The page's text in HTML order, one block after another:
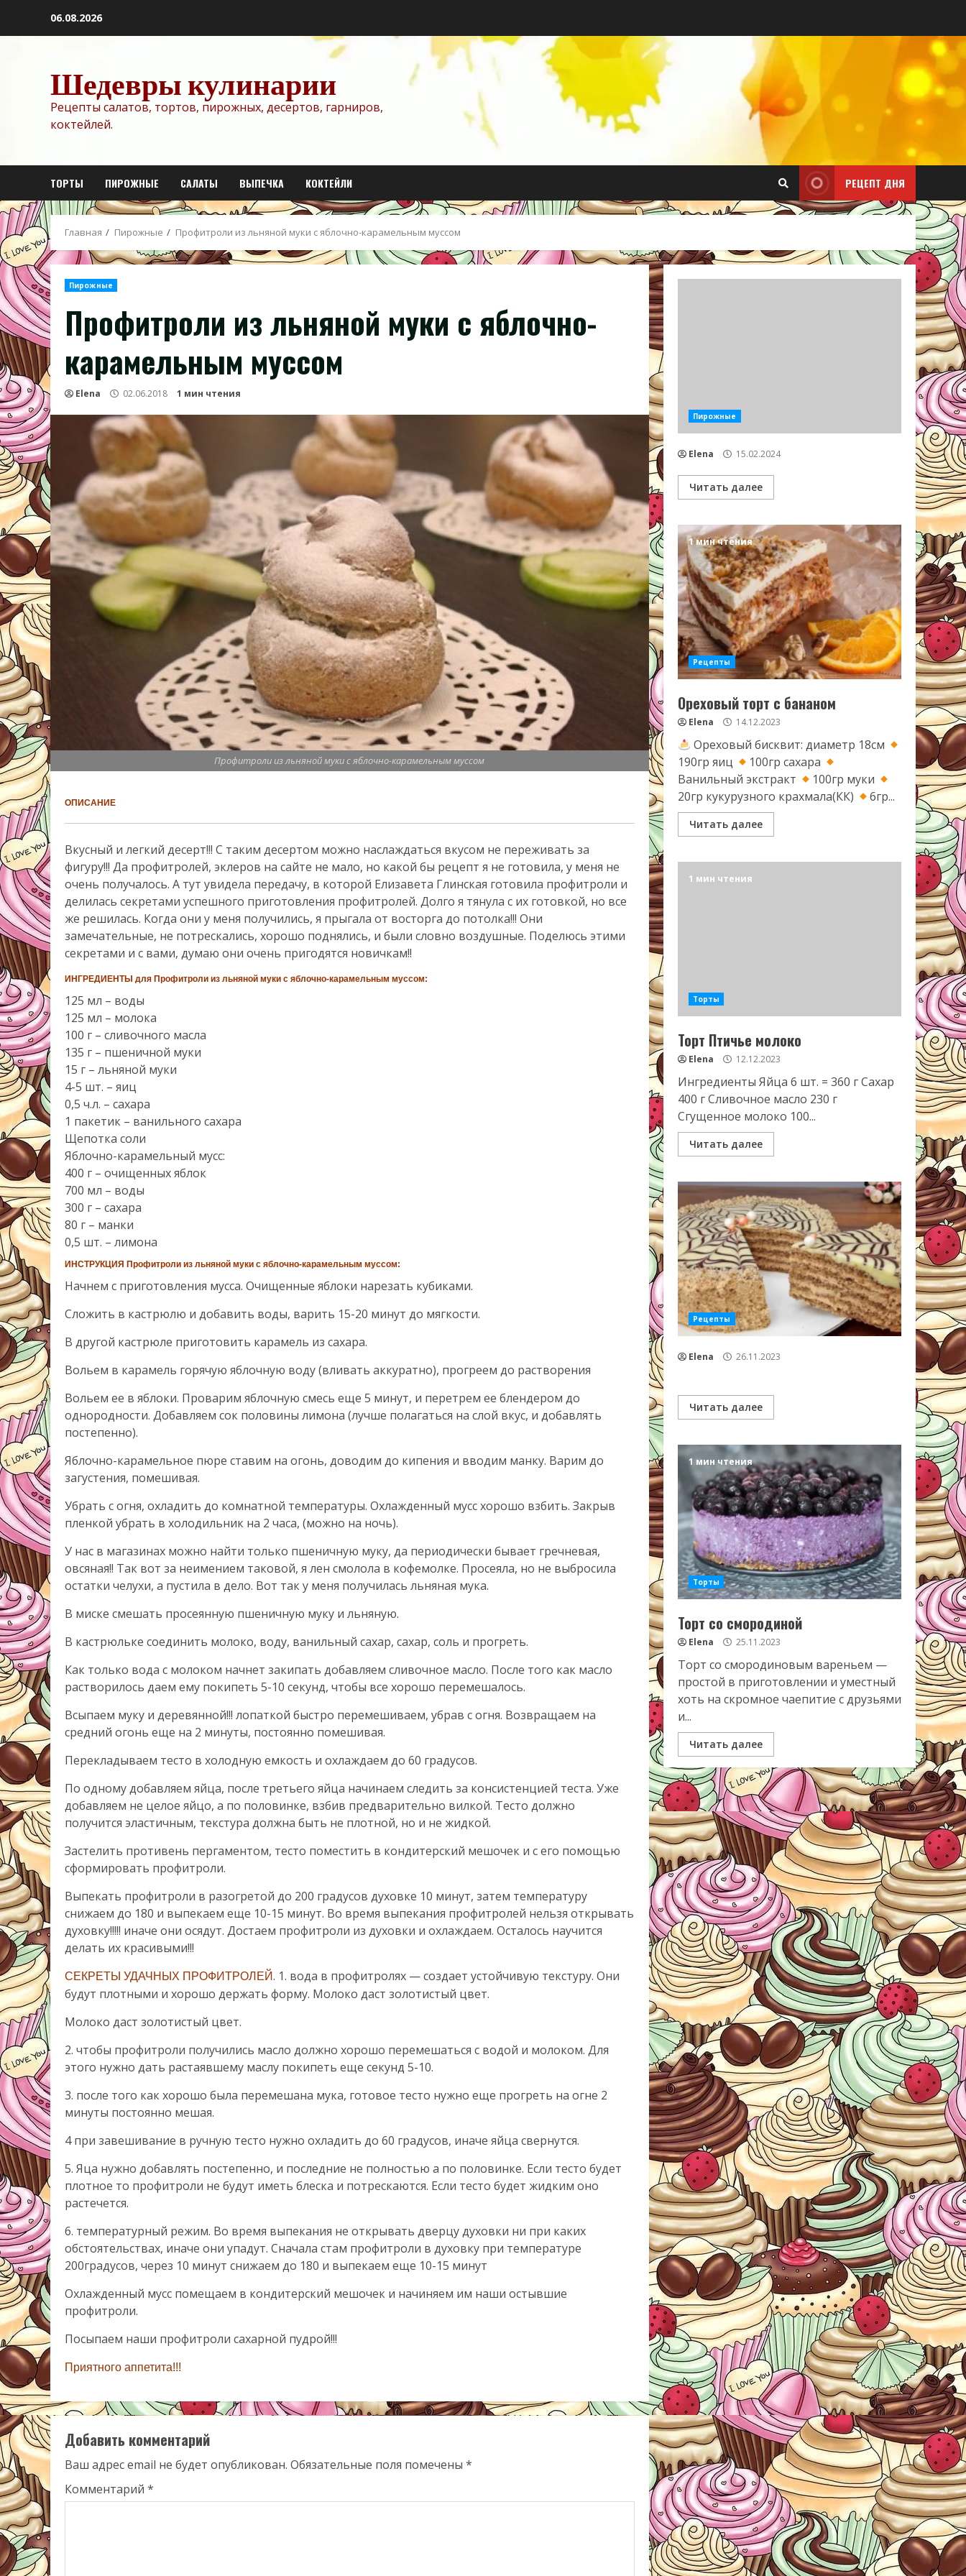
06.08.2026
Шедевры кулинарии
Рецепты салатов, тортов, пирожных, десертов, гарниров,
коктейлей.
ТОРТЫ ПИРОЖНЫЕ САЛАТЫ ВЫПЕЧКА КОКТЕЙЛИ РЕЦЕПТ ДНЯ
Главная Пирожные Профитроли из льняной муки с яблочно-карамельным муссом
Пирожные
Профитроли из льняной муки с яблочно-
карамельным муссом
Elena 02.06.2018 1 мин чтения
Профитроли из льняной муки с яблочно-карамельным муссом
ОПИСАНИЕ
Вкусный и легкий десерт!!! С таким десертом можно наслаждаться вкусом не переживать за
фигуру!!! Да профитролей, эклеров на сайте не мало, но какой бы рецепт я не готовила, у меня не
очень получалось. А тут увидела передачу, в которой Елизавета Глинская готовила профитроли и
делилась секретами успешного приготовления профитролей. Долго я тянула с их готовкой, но все
же решилась. Когда они у меня получились, я прыгала от восторга до потолка!!! Они
замечательные, не потрескались, хорошо поднялись, и были словно воздушные. Поделюсь этими
секретами и с вами, думаю они очень пригодятся новичкам!!
ИНГРЕДИЕНТЫ для Профитроли из льняной муки с яблочно-карамельным муссом:
125 мл – воды
125 мл – молока
100 г – сливочного масла
135 г – пшеничной муки
15 г – льняной муки
4-5 шт. – яиц
0,5 ч.л. – сахара
1 пакетик – ванильного сахара
Щепотка соли
Яблочно-карамельный мусс:
400 г – очищенных яблок
700 мл – воды
300 г – сахара
80 г – манки
0,5 шт. – лимона
ИНСТРУКЦИЯ Профитроли из льняной муки с яблочно-карамельным муссом:
Начнем с приготовления мусса. Очищенные яблоки нарезать кубиками.
Сложить в кастрюлю и добавить воды, варить 15-20 минут до мягкости.
В другой кастрюле приготовить карамель из сахара.
Вольем в карамель горячую яблочную воду (вливать аккуратно), прогреем до растворения
Вольем ее в яблоки. Проварим яблочную смесь еще 5 минут, и перетрем ее блендером до
однородности. Добавляем сок половины лимона (лучше полагаться на слой вкус, и добавлять
постепенно).
Яблочно-карамельное пюре ставим на огонь, доводим до кипения и вводим манку. Варим до
загустения, помешивая.
Убрать с огня, охладить до комнатной температуры. Охлажденный мусс хорошо взбить. Закрыв
пленкой убрать в холодильник на 2 часа, (можно на ночь).
У нас в магазинах можно найти только пшеничную муку, да периодически бывает гречневая,
овсяная!! Так вот за неимением таковой, я лен смолола в кофемолке. Просеяла, но не выбросила
остатки челухи, а пустила в дело. Вот так у меня получилась льняная мука.
В миске смешать просеянную пшеничную муку и льняную.
В кастрюльке соединить молоко, воду, ванильный сахар, сахар, соль и прогреть.
Как только вода с молоком начнет закипать добавляем сливочное масло. После того как масло
растворилось даем ему покипеть 5-10 секунд, чтобы все хорошо перемешалось.
Всыпаем муку и деревянной!!! лопаткой быстро перемешиваем, убрав с огня. Возвращаем на
средний огонь еще на 2 минуты, постоянно помешивая.
Перекладываем тесто в холодную емкость и охлаждаем до 60 градусов.
По одному добавляем яйца, после третьего яйца начинаем следить за консистенцией теста. Уже
добавляем не целое яйцо, а по половинке, взбив предварительно вилкой. Тесто должно
получится эластичным, текстура должна быть не плотной, но и не жидкой.
Застелить противень пергаментом, тесто поместить в кондитерский мешочек и с его помощью
сформировать профитроли.
Выпекать профитроли в разогретой до 200 градусов духовке 10 минут, затем температуру
снижаем до 180 и выпекаем еще 10-15 минут. Во время выпекания профитролей нельзя открывать
духовку!!!!! иначе они осядут. Достаем профитроли из духовки и охлаждаем. Осталось научится
делать их красивыми!!!
СЕКРЕТЫ УДАЧНЫХ ПРОФИТРОЛЕЙ. 1. вода в профитролях — создает устойчивую текстуру. Они
будут плотными и хорошо держать форму. Молоко даст золотистый цвет.
Молоко даст золотистый цвет.
2. чтобы профитроли получились масло должно хорошо перемешаться с водой и молоком. Для
этого нужно дать растаявшему маслу покипеть еще секунд 5-10.
3. после того как хорошо была перемешана мука, готовое тесто нужно еще прогреть на огне 2
минуты постоянно мешая.
4 при завешивание в ручную тесто нужно охладить до 60 градусов, иначе яйца свернутся.
5. Яца нужно добавлять постепенно, и последние не полностью а по половинке. Если тесто будет
плотное то профитроли не будут иметь блеска и потрескаются. Если тесто будет жидким оно
растечется.
6. температурный режим. Во время выпекания не открывать дверцу духовки ни при каких
обстоятельствах, иначе они упадут. Сначала стам профитроли в духовку при температуре
200градусов, через 10 минут снижаем до 180 и выпекаем еще 10-15 минут
Охлажденный мусс помещаем в кондитерский мешочек и начиняем им наши остывшие
профитроли.
Посыпаем наши профитроли сахарной пудрой!!!
Приятного аппетита!!!
Добавить комментарий
Ваш адрес email не будет опубликован. Обязательные поля помечены *
Комментарий *
Пирожные
Elena 15.02.2024
Читать далее
1 мин чтения
Рецепты
Ореховый торт с бананом
Elena 14.12.2023
Ореховый бисквит: диаметр 18см
190гр яиц
100гр сахара
Ванильный экстракт
100гр муки
20гр кукурузного крахмала(КК)
6гр...
Читать далее
1 мин чтения
Торты
Торт Птичье молоко
Elena 12.12.2023
Ингредиенты Яйца 6 шт. = 360 г Сахар
400 г Сливочное масло 230 г
Сгущенное молоко 100...
Читать далее
Рецепты
Elena 26.11.2023
Читать далее
1 мин чтения
Торты
Торт со смородиной
Elena 25.11.2023
Торт со смородиновым вареньем —
простой в приготовлении и уместный
хоть на скромное чаепитие с друзьями
и...
Читать далее